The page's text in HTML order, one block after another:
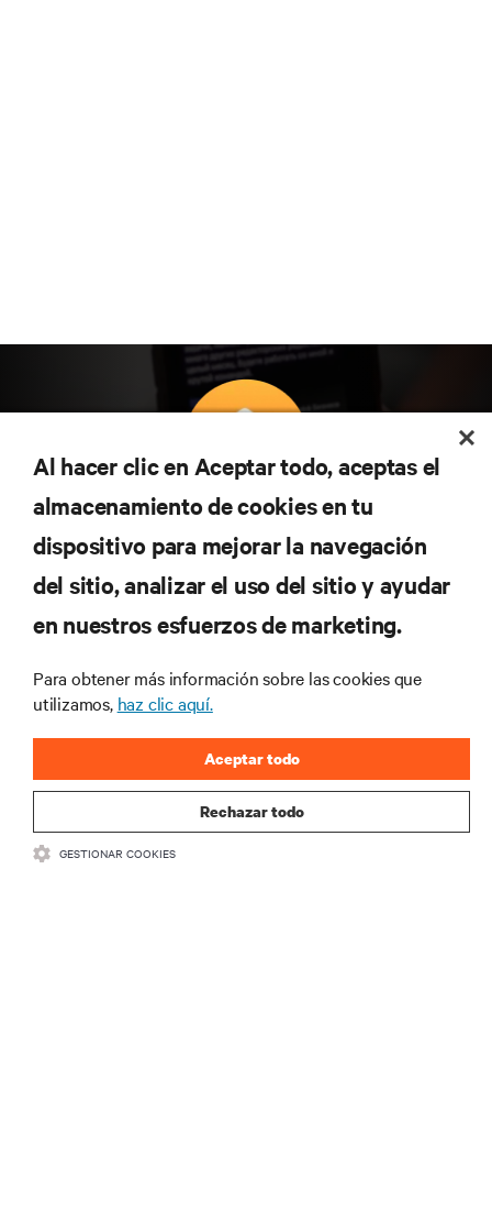
Suscríbete para conocer las últimas tendencias
tecnológicas
Recibe actualizaciones periódicas sobre los temas
más importantes del sector, con los últimos debates
y perspectivas de expertos sobre gestión de
centros de datos y gestión de infraestructuras.
REGÍSTRATE AHORA
Al hacer clic en Aceptar todo, aceptas el
almacenamiento de cookies en tu
dispositivo para mejorar la navegación
del sitio, analizar el uso del sitio y ayudar
en nuestros esfuerzos de marketing.
Para obtener más información sobre las cookies que
utilizamos, haz clic aquí.
Rechazar todo
Aceptar todo
GESTIONAR COOKIES